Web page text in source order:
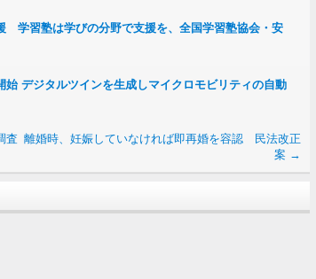
学習塾は学びの分野で支援を、全国学習塾協会・安
デジタルツインを生成しマイクロモビリティの自動
査 離婚時、妊娠していなければ即再婚を容認 民法改正
案 →